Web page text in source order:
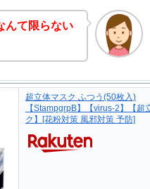
んて限らない
超立体マスク ふつう(50枚入)
【StampgrpB】【virus-2】【超
ク】[花粉対策 風邪対策 予防]